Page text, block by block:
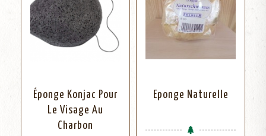
Éponge Konjac Pour
Le Visage Au
Charbon
Eponge Naturelle